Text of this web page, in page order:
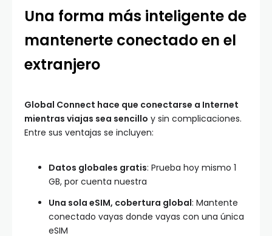
Una forma más inteligente de
mantenerte conectado en el
extranjero
Global Connect hace que conectarse a Internet
mientras viajas sea sencillo y sin complicaciones.
Entre sus ventajas se incluyen:
Datos globales gratis: Prueba hoy mismo 1
GB, por cuenta nuestra
Una sola eSIM, cobertura global: Mantente
conectado vayas donde vayas con una única
eSIM